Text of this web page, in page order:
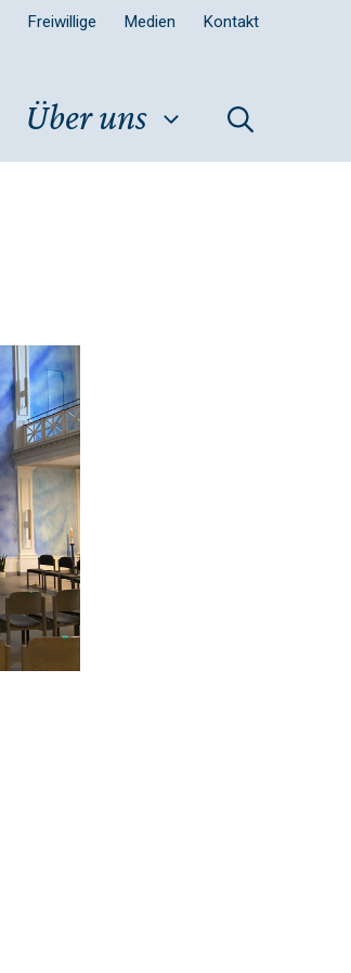
Freiwillige Medien Kontakt
Über uns